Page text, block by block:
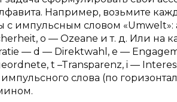
Например, возьмите
с импульсным словом
o — Ozeane и т. д. Или на
— d — Direktwahl, e —
t –Transparenz, i —
слова (по